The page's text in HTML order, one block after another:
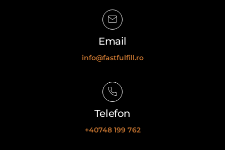
Email
info@fastfulfill.ro
Telefon
+40748 199 762